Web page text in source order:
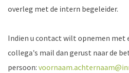
overleg met de intern begeleider.
Indien u contact wilt opnemen met
collega's mail dan gerust naar de
persoon: